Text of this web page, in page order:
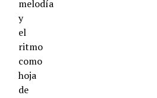
melodía
y
el
ritmo
como
hoja
de